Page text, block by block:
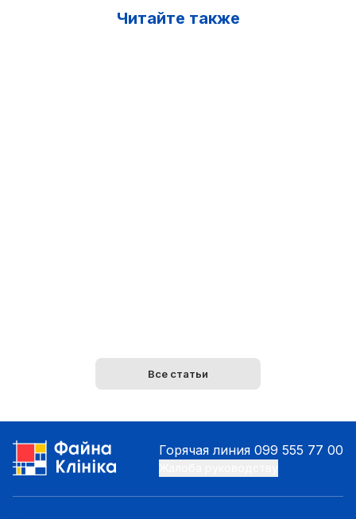
Читайте также
Все статьи
Горячая линия 099 555 77 00